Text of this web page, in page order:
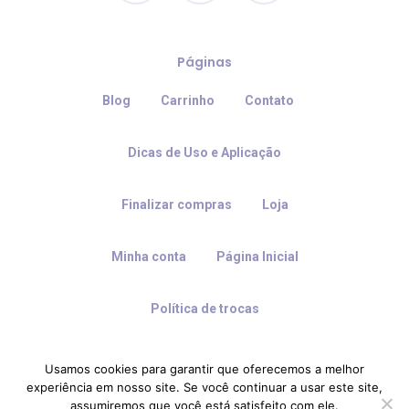
Páginas
Blog Carrinho Contato
Dicas de Uso e Aplicação
Finalizar compras Loja
Minha conta Página Inicial
Política de trocas
© 2026 Quartinho Decorado.
Usamos cookies para garantir que oferecemos a melhor
experiência em nosso site. Se você continuar a usar este site,
assumiremos que você está satisfeito com ele.